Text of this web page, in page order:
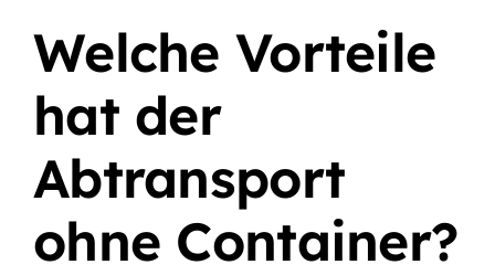
Preise
Welche Vorteile
hat der
Abtransport
ohne Container?